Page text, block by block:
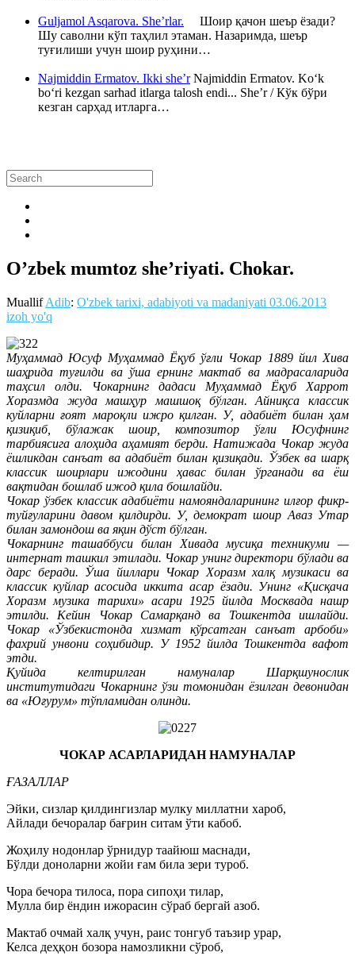
Guljamol Asqarova. She’rlar. Шоир қачон шеър ёзади?
Шу саволни кўп таҳлил этаман. Назаримда, шеър
туғилиши учун шоир руҳини…
Najmiddin Ermatov. Ikki she’rNajmiddin Ermatov. Ko‘k
bo‘ri kezgan sarhad itlarga talosh endi... She’r / Кўк бўри
кезган сарҳад итларга…
O’zbek mumtoz she’riyati. Chokar.
MuallifAdib: O'zbek tarixi, adabiyoti va madaniyati 03.06.2013
izoh yo'q
Муҳаммад Юсуф Муҳаммад Ёқуб ўғли Чокар 1889 йил Хива
шаҳрида туғилди ва ўша ернинг мактаб ва мадрасаларида
таҳсил олди. Чокарнинг дадаси Муҳаммад Ёқуб Харрот
Хоразмда жуда машҳур машшоқ бўлган. Айниқса классик
куйларни ғоят мароқли ижро қилган. У, адабиёт билан ҳам
қизиқиб, бўлажак шоир, композитор ўғли Юсуфнинг
тарбиясига алоҳида аҳамият берди. Натижада Чокар жуда
ёшликдан санъат ва адабиёт билан қизиқади. Ўзбек ва шарқ
классик шоирлари ижодини ҳавас билан ўрганади ва ёш
вақтидан бошлаб ижод қила бошлайди.
Чокар ўзбек классик адабиёти намояндаларининг илғор фикр-
туйғуларини давом қилдирди. У, демократ шоир Аваз Утар
билан замондош ва яқин дўст бўлган.
Чокарнинг ташаббуси билан Хивада мусиқа техникуми —
интернат ташкил этилади. Чокар унинг директори бўлади ва
дарс беради. Ўша йиллари Чокар Хоразм халқ музикаси ва
классик куйлар асосида иккита асар ёзади. Унинг «Қисқача
Хоразм музика тарихи» асари 1925 йилда Москвада нашр
этилди. Кейин Чокар Самарқанд ва Тошкентда ишлайди.
Чокар «Ўзбекистонда хизмат кўрсатган санъат арбоби»
фахрий унвони соҳибидир. У 1952 йилда Тошкентда вафот
этди.
Қуйида келтирилган намуналар Шарқшунослик
институтидаги Чокарнинг ўзи томонидан ёзилган девонидан
ва «Юғурум» тўпламидан олинди.
ЧОКАР АСАРЛАРИДАН НАМУНАЛАР
ҒАЗАЛЛАР
Эйки, сизлар қилдингизлар мулку миллатни хароб,
Айлади бечоралар бағрин ситам ўти кабоб.
Жоҳилу нодонлар ўрнидур таайюш маснади,
Бўлди доноларни жойи ғам била зери туроб.
Чора бечора тилоса, пора сипоҳи тилар,
Мулла бир ёндин ижорасин сўраб бергай азоб.
Мактаб очмай халқ учун, раис тонгуб таъзир урар,
Келса деҳқон бозора намозликни сўроб,